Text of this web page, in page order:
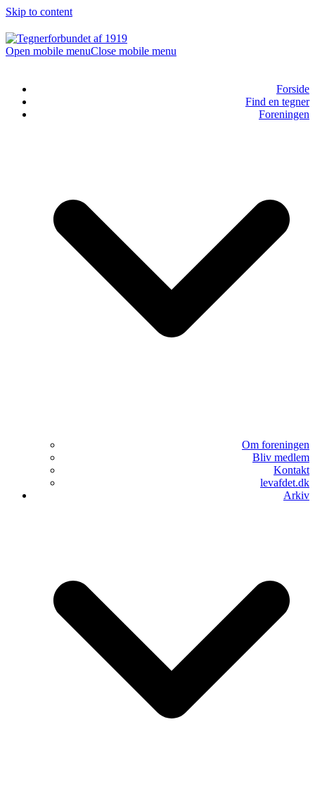
Skip to content
Open mobile menuClose mobile menu
Forside
Find en tegner
Foreningen
Om foreningen
Bliv medlem
Kontakt
levafdet.dk
Arkiv